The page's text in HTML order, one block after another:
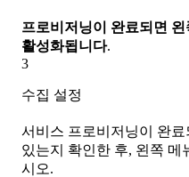
프로비저닝이 완료되면 왼
활성화됩니다.
3
수집 설정
서비스 프로비저닝이 완
있는지 확인한 후, 왼쪽 메
시오.